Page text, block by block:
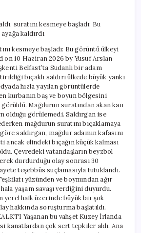
kesmeye
başladı:
görüntü
ülkeyi
ayağa
kaldırdı
için
kesmeye başladı: Bu görüntü ülkeyi
on 10 Haziran 2026 by Yusuf Arslan
Belfast’ta Sudanlı bir adam
bıçaklı saldırı ülkede büyük yankı
hızla yayılan görüntülerde
kurbanın baş ve boyun bölgesini
görüldü. Mağdurun suratından akan kan
olduğu görülemedi. Saldırgan ise
mağdurun suratını bıçaklamaya
saldırgan, mağdur adamın kafasını
ancak elindeki bıçağın küçük kalması
Çevredeki vatandaşların beyzbol
durdurduğu olay sonrası 30
teşebbüs suçlamasıyla tutuklandı.
yüzünden ve boynundan ağır
yaşam savaşı verdiğini duyurdu.
yerel halk üzerinde büyük bir şok
hakkında soruşturma başlatıldı.
Yaşanan bu vahşet Kuzey İrlanda
kanatlardan çok sert tepkiler aldı. Ana